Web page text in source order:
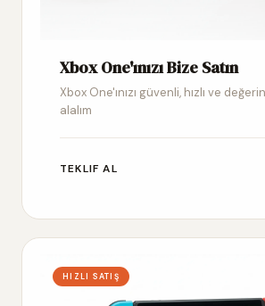
Xbox One'ınızı Bize Satın
Xbox One'ınızı güvenli, hızlı ve
alalım
TEKLIF AL
HIZLI SATIŞ